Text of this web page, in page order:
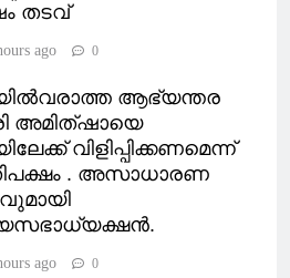
തടവ്
ago 0
ആഭ്യന്തര
അമിത്ഷായെ
വിളിപ്പിക്കണമെന്ന്
. അസാധാരണ
ago 0